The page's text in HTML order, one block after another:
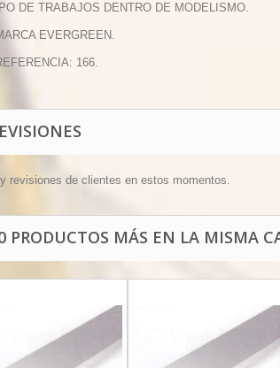
DE TRABAJOS DENTRO DE MODELISMO.
EVERGREEN.
166.
revisiones de clientes en estos momentos.
PRODUCTOS MÁS EN LA MISMA